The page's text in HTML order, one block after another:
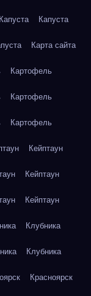
Капуста Капуста
Карта сайта
Картофель
Картофель
Картофель
Кейптаун
Кейптаун
Кейптаун
Клубника
Клубника
Красноярск